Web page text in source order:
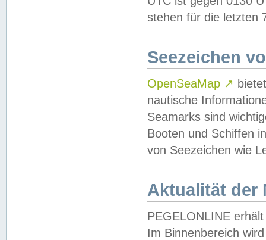
stehen für die letzten
Seezeichen
OpenSeaMap ↗
nautische
Seamarks sind
Booten und Schiffen
von Seezeichen wie
Aktualität der
PEGELONLINE
Im Binnenbereich